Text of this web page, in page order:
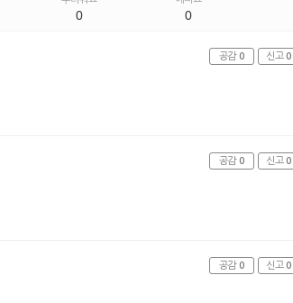
0 0
공감 0 신고 0
공감 0 신고 0
공감 0 신고 0